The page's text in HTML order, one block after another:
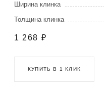
Ширина клинка
Толщина клинка
1 268 ₽
КУПИТЬ В 1 КЛИК